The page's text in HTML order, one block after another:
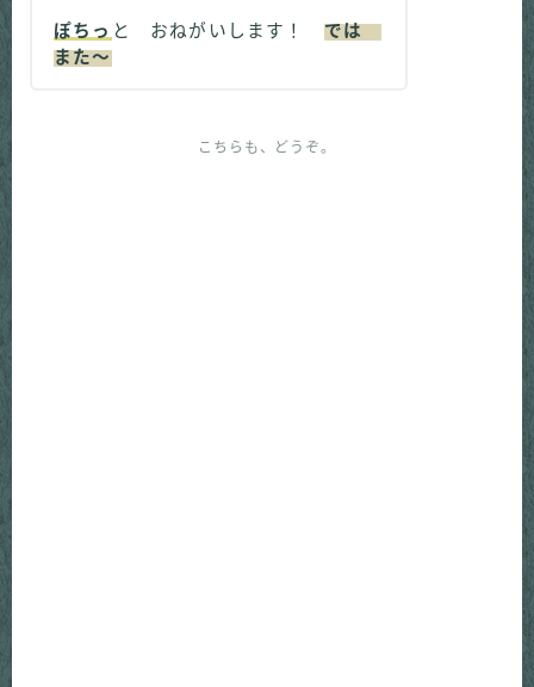
ぽちっ と おねがいします！ では
また～
こちらも、どうぞ。